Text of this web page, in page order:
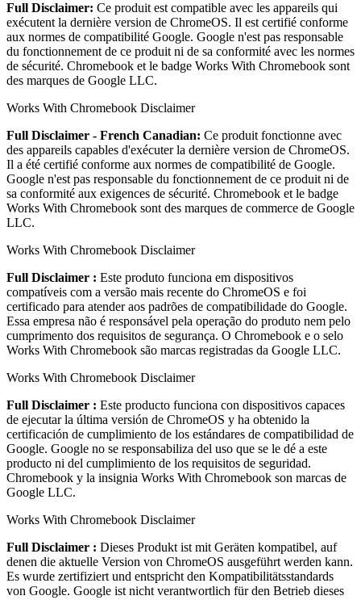
Full Disclaimer: Ce produit est compatible avec les appareils qui
exécutent la dernière version de ChromeOS. Il est certifié conforme
aux normes de compatibilité Google. Google n'est pas responsable
du fonctionnement de ce produit ni de sa conformité avec les normes
de sécurité. Chromebook et le badge Works With Chromebook sont
des marques de Google LLC.
Works With Chromebook Disclaimer
Full Disclaimer - French Canadian: Ce produit fonctionne avec
des appareils capables d'exécuter la dernière version de ChromeOS.
Il a été certifié conforme aux normes de compatibilité de Google.
Google n'est pas responsable du fonctionnement de ce produit ni de
sa conformité aux exigences de sécurité. Chromebook et le badge
Works With Chromebook sont des marques de commerce de Google
LLC.
Works With Chromebook Disclaimer
Full Disclaimer : Este produto funciona em dispositivos
compatíveis com a versão mais recente do ChromeOS e foi
certificado para atender aos padrões de compatibilidade do Google.
Essa empresa não é responsável pela operação do produto nem pelo
cumprimento dos requisitos de segurança. O Chromebook e o selo
Works With Chromebook são marcas registradas da Google LLC.
Works With Chromebook Disclaimer
Full Disclaimer : Este producto funciona con dispositivos capaces
de ejecutar la última versión de ChromeOS y ha obtenido la
certificación de cumplimiento de los estándares de compatibilidad de
Google. Google no se responsabiliza del uso que se le dé a este
producto ni del cumplimiento de los requisitos de seguridad.
Chromebook y la insignia Works With Chromebook son marcas de
Google LLC.
Works With Chromebook Disclaimer
Full Disclaimer : Dieses Produkt ist mit Geräten kompatibel, auf
denen die aktuelle Version von ChromeOS ausgeführt werden kann.
Es wurde zertifiziert und entspricht den Kompatibilitätsstandards
von Google. Google ist nicht verantwortlich für den Betrieb dieses